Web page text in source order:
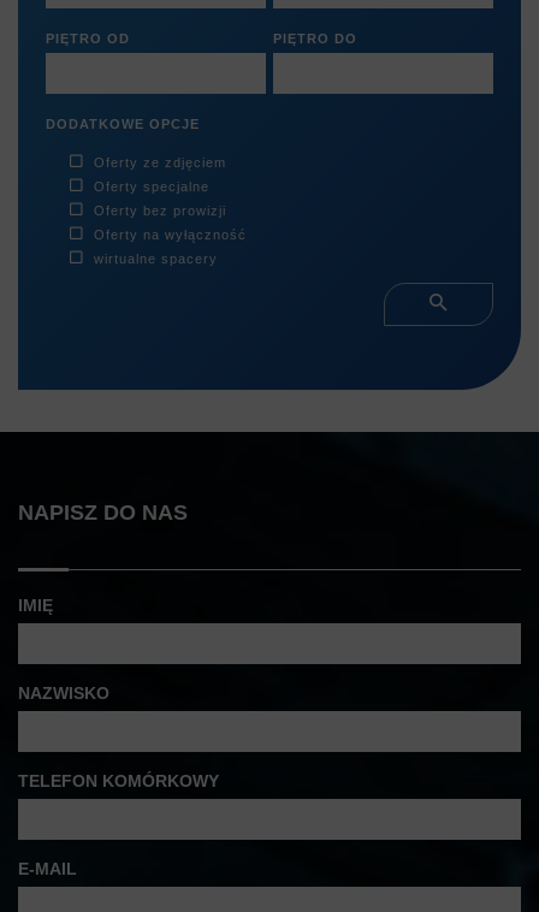
PIĘTRO OD PIĘTRO DO
DODATKOWE OPCJE
Oferty ze zdjęciem
Oferty specjalne
Oferty bez prowizji
Oferty na wyłączność
wirtualne spacery
NAPISZ DO NAS
IMIĘ
NAZWISKO
TELEFON KOMÓRKOWY
E-MAIL